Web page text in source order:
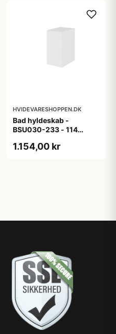
HVIDEVARESHOPPEN.DK
Bad hyldeskab -
BSU030-233 - 114
m/eg ABS-kant
1.154,00 kr